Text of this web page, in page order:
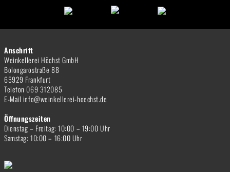
Anschrift
Weinkellerei Höchst GmbH
Bolongarostraße 88
65929 Frankfurt
Telefon 069 312085
E-Mail info@weinkellerei-hoechst.de
Öffnungszeiten
Dienstag – Freitag: 10:00 – 19:00 Uhr
Samstag: 10:00 – 16:00 Uhr